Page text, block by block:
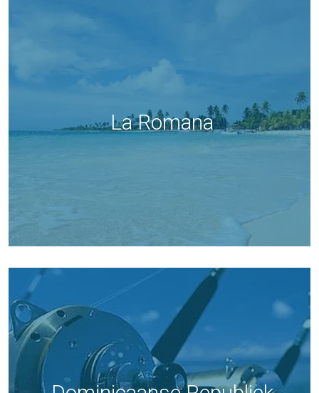
La Romana